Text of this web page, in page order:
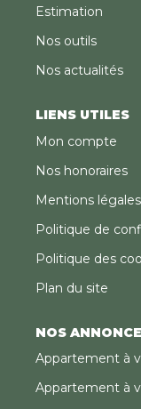
Estimation
Nos outils
Nos actualités
LIENS UTILES
Mon compte
Nos honoraires
Mentions légales
Politique de
Politique des
Plan du site
NOS
Appartement à
Appartement à